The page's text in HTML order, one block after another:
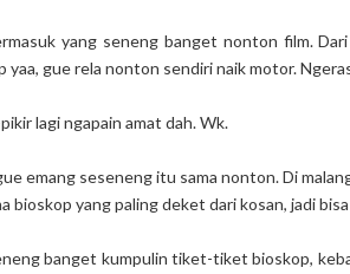
yang seneng banget nonton film.
yaa, gue rela nonton sendiri naik motor.
lagi ngapain amat dah. Wk.
emang seseneng itu sama nonton. Di
bioskop yang paling deket dari kosan, jadi
banget kumpulin tiket-tiket bioskop,